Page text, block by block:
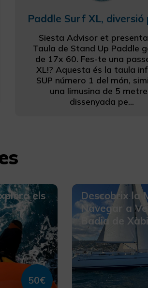
Siesta Advisor et
Taula de Stand Up Paddle
de 17x 60. Fes-te una
XL!? Aquesta és la taula
SUP número 1 del món,
una limusina de 5
dissenyada pe...
els
50€
Descobrix la
Navegar a
Badia de